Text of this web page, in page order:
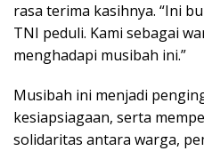
rasa terima kasihnya. “Ini
TNI peduli. Kami sebagai
menghadapi musibah ini.”
Musibah ini menjadi
kesiapsiagaan, serta
solidaritas antara warga,